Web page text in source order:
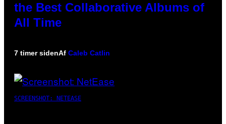
the Best Collaborative Albums of
All Time
7 timer sidenAf Caleb Catlin
SCREENSHOT: NETEASE